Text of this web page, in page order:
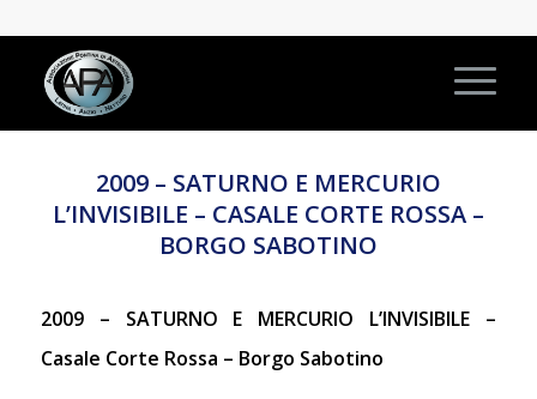
2009 – SATURNO E MERCURIO
L’INVISIBILE – CASALE CORTE ROSSA –
BORGO SABOTINO
2009 – SATURNO E MERCURIO L’INVISIBILE –
Casale Corte Rossa – Borgo Sabotino